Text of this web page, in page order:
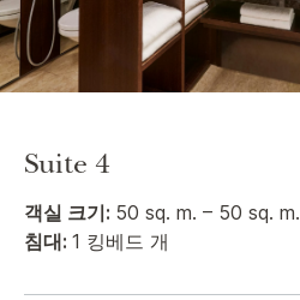
Suite 4
객실 크기: 50 sq. m. – 50 sq. m.
침대: 1 킹베드 개